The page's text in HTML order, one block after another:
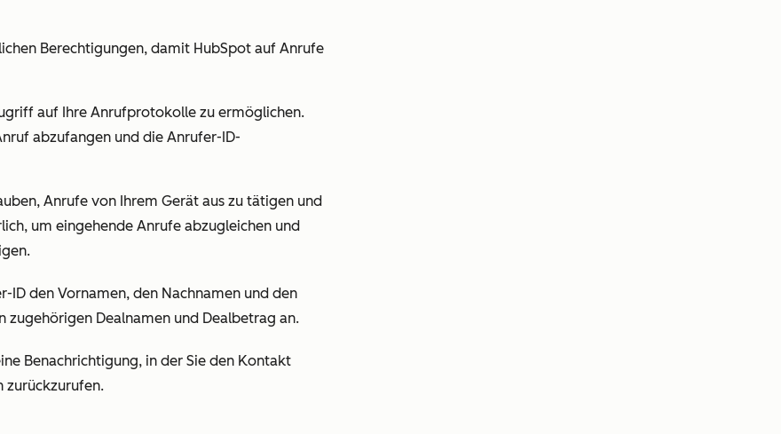
Berechtigungen, damit HubSpot auf Anrufe
auf Ihre Anrufprotokolle zu ermöglichen.
abzufangen und die Anrufer-ID-
Anrufe von Ihrem Gerät aus zu tätigen und
um eingehende Anrufe abzugleichen und
den Vornamen, den Nachnamen und den
zugehörigen Dealnamen und Dealbetrag an.
Benachrichtigung, in der Sie den Kontakt
zurückzurufen.